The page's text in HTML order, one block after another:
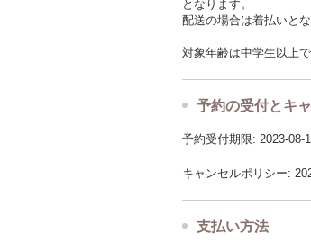
となります。
配送の場合は着払いと
対象年齢は中学生以上で
予約の受付とキ
予約受付期限: 2023-08-
キャンセルポリシー:
支払い方法